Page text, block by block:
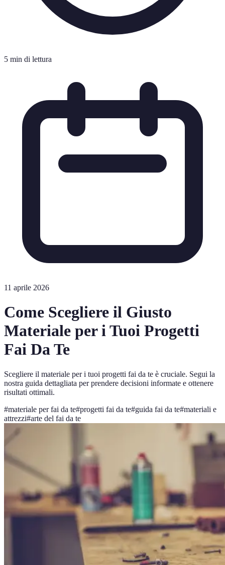
5 min di lettura
11 aprile 2026
Come Scegliere il Giusto
Materiale per i Tuoi Progetti
Fai Da Te
Scegliere il materiale per i tuoi progetti fai da te è cruciale. Segui la
nostra guida dettagliata per prendere decisioni informate e ottenere
risultati ottimali.
#materiale per fai da te#progetti fai da te#guida fai da te#materiali e
attrezzi#arte del fai da te